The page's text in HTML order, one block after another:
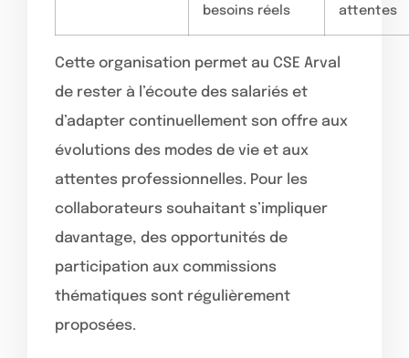
besoins réels
attentes
Cette organisation permet au CSE Arval
de rester à l’écoute des salariés et
d’adapter continuellement son offre aux
évolutions des modes de vie et aux
attentes professionnelles. Pour les
collaborateurs souhaitant s’impliquer
davantage, des opportunités de
participation aux commissions
thématiques sont régulièrement
proposées.